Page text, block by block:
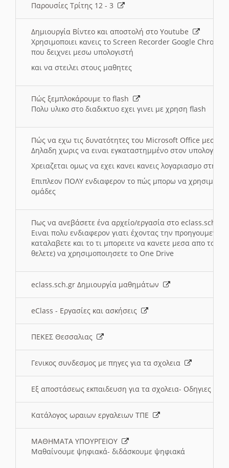
Παρουσίες Τρίτης 12 - 3
Δημιουργία Βίντεο και αποστολή στο Youtube
Χρησιμοποιει κανεις το Screen Recorder Google Chrome
που δειχνει μεσω υπολογιστή
και να στειλει στους μαθητες
Πώς ξεμπλοκάρουμε το flash
Πολυ υλικο στο διαδικτυο εχει γινει με χρηση flash
Πώς να εχω τις δυνατότητες του Microsoft Office μεσω
Δηλαδη χωρις να ειναι εγκαταστημμένο στον
Χρειαζεται ομως να εχει κανει κανεις λογαριασμο στη
Επιπλεον ΠΟΛΥ ενδιαφερον το πώς μπορω να
ομάδες
Πως να ανεβάσετε ένα αρχείο/εργασία στο eclass.sch.gr
Ειναι πολυ ενδιαφερον γιατι έχοντας την
καταλαβετε και το τι μπορειτε να κανετε μεσα απο το
θελετε) να χρησιμοποιησετε το One Drive
eclass.sch.gr Δημιουργία μαθημάτων
eClass - Εργασίες και ασκήσεις
ΠΕΚΕΣ Θεσσαλιας
Γενικος συνδεσμος με πηγες για τα σχολεια
Εξ αποστάσεως εκπαιδευση για τα σχολεια- Οδηγιες
Κατάλογος ωραιων εργαλειων ΤΠΕ
ΜΑΘΗΜΑΤΑ ΥΠΟΥΡΓΕΙΟΥ
Μαθαίνουμε ψηφιακά- διδάσκουμε ψηφιακά